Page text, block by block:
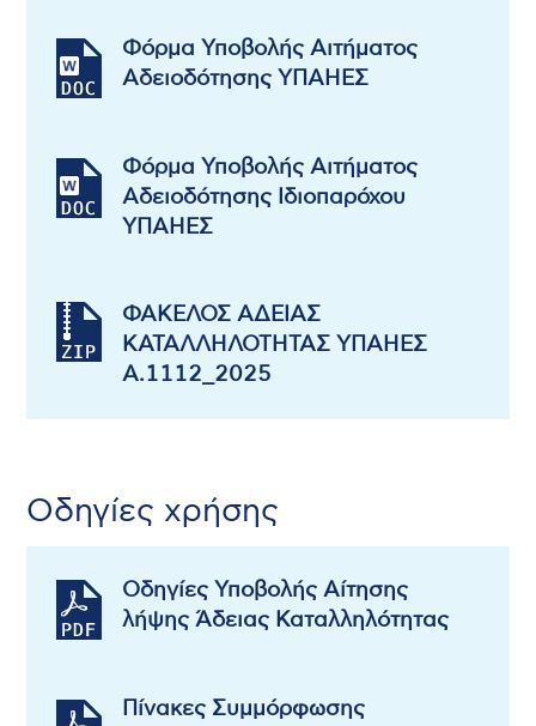
Φόρμα Υποβολής Αιτήματος
Αδειοδότησης ΥΠΑΗΕΣ
Φόρμα Υποβολής Αιτήματος
Αδειοδότησης Ιδιοπαρόχου
ΥΠΑΗΕΣ
ΦΑΚΕΛΟΣ ΑΔΕΙΑΣ
ΚΑΤΑΛΛΗΛΟΤΗΤΑΣ ΥΠΑΗΕΣ
Α.1112_2025
Οδηγίες χρήσης
Οδηγίες Υποβολής Αίτησης
λήψης Άδειας Καταλληλότητας
Πίνακες Συμμόρφωσης